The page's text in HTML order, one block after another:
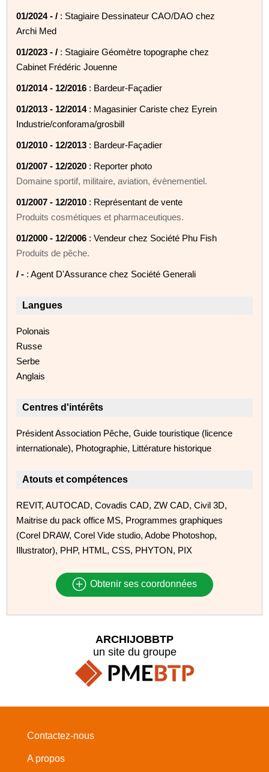
01/2024 - / : Stagiaire Dessinateur CAO/DAO chez
Archi Med
01/2023 - / : Stagiaire Géomètre topographe chez
Cabinet Frédéric Jouenne
01/2014 - 12/2016 : Bardeur-Façadier
01/2013 - 12/2014: Magasinier Cariste chez Eyrein
Industrie/conforama/grosbill
01/2010 - 12/2013 : Bardeur-Façadier
01/2007 - 12/2020 : Reporter photo
Domaine sportif, militaire, aviation, évènementiel.
01/2007 - 12/2010 : Représentant de vente
Produits cosmétiques et pharmaceutiques.
01/2000 - 12/2006 : Vendeur chez Société Phu Fish
Produits de pêche.
/ - : Agent D'Assurance chez Société Generali
Langues
Polonais
Russe
Serbe
Anglais
Centres d'intérêts
Président Association Pêche, Guide touristique (licence
internationale), Photographie, Littérature historique
Atouts et compétences
REVIT, AUTOCAD, Covadis CAD, ZW CAD, Civil 3D,
Maitrise du pack office MS, Programmes graphiques
(Corel DRAW, Corel Vide studio, Adobe Photoshop,
Illustrator), PHP, HTML, CSS, PHYTON, PIX
Obtenir ses coordonnées
ARCHIJOBBTP
un site du groupe
Contactez-nous
A propos